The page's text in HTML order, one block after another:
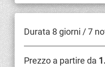
Durata 8 giorni / 7
Prezzo a partire da